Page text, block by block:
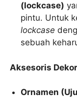
(lockcase)
pintu. Untuk
lockcase
sebuah
Aksesoris
Ornamen